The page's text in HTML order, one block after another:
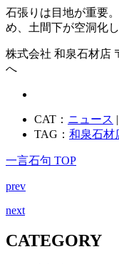
石張りは目地が重要
め、土間下が空洞化
株式会社 和泉石材店
へ
CAT： ニュース |
TAG： 和泉石材
一言石句 TOP
prev
next
CATEGORY